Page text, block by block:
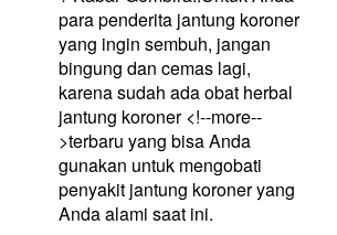
para penderita jantung koroner
yang ingin sembuh, jangan
bingung dan cemas lagi,
karena sudah ada obat herbal
jantung koroner <!--more--
>terbaru yang bisa Anda
gunakan untuk mengobati
penyakit jantung koroner yang
Anda alami saat ini.